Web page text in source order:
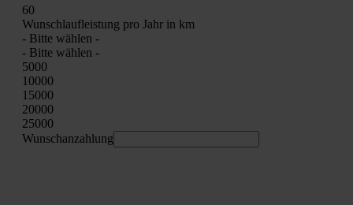
60
Wunsch­lauf­leis­tung pro Jahr in km
- Bit­te wäh­len -
- Bit­te wäh­len -
5000
10000
15000
20000
25000
Wunschan­zah­lung